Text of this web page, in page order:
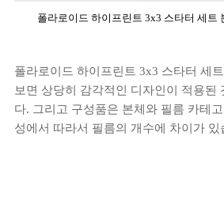
폴라로이드 하이프린트 3x3 스타터 세트
폴라로이드 하이프린트 3x3 스타터 세
보면 상당히 감각적인 디자인이 적용된
다. 그리고 구성품은 본체와 필름 카테
성에서 따라서 필름의 개수에 차이가 있